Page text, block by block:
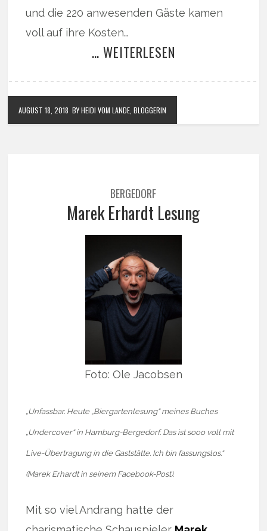
und die 220 anwesenden Gäste kamen
voll auf ihre Kosten…
… WEITERLESEN
AUGUST 18, 2018 BY HEIDI VOM LANDE, BLOGGERIN
BERGEDORF
Marek Erhardt Lesung
Foto: Ole Jacobsen
„Unfassbar. Heute „Biergartenlesung“ meines Buches
„Undercover“ in Hamburg-Bergedorf. Das ist sooo voll mit
Live-Übertragung in die Gaststätte. Ich bin fassungslos.“
(Marek Erhardt in seinem Facebook-Post).
Mit so viel Andrang hatte der